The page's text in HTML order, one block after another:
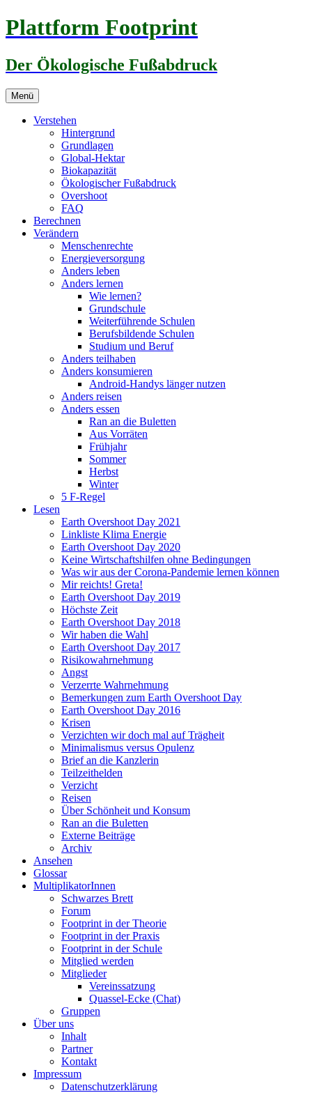
Zum
Inhalt
Plattform Footprint
Der Ökologische Fußabdruck
Menü
Verstehen
Hintergrund
Grundlagen
Global-Hektar
Biokapazität
Ökologischer Fußabdruck
Overshoot
FAQ
Berechnen
Verändern
Menschenrechte
Energieversorgung
Anders leben
Anders lernen
Wie lernen?
Grundschule
Weiterführende Schulen
Berufsbildende Schulen
Studium und Beruf
Anders teilhaben
Anders konsumieren
Android-Handys länger nutzen
Anders reisen
Anders essen
Ran an die Buletten
Aus Vorräten
Frühjahr
Sommer
Herbst
Winter
5 F-Regel
Lesen
Earth Overshoot Day 2021
Linkliste Klima Energie
Earth Overshoot Day 2020
Keine Wirtschaftshilfen ohne Bedingungen
Was wir aus der Corona-Pandemie lernen können
Mir reichts! Greta!
Earth Overshoot Day 2019
Höchste Zeit
Earth Overshoot Day 2018
Wir haben die Wahl
Earth Overshoot Day 2017
Risikowahrnehmung
Angst
Verzerrte Wahrnehmung
Bemerkungen zum Earth Overshoot Day
Earth Overshoot Day 2016
Krisen
Verzichten wir doch mal auf Trägheit
Minimalismus versus Opulenz
Brief an die Kanzlerin
Teilzeithelden
Verzicht
Reisen
Über Schönheit und Konsum
Ran an die Buletten
Externe Beiträge
Archiv
Ansehen
Glossar
MultiplikatorInnen
Schwarzes Brett
Forum
Footprint in der Theorie
Footprint in der Praxis
Footprint in der Schule
Mitglied werden
Mitglieder
Vereinssatzung
Quassel-Ecke (Chat)
Gruppen
Über uns
Inhalt
Partner
Kontakt
Impressum
Datenschutzerklärung